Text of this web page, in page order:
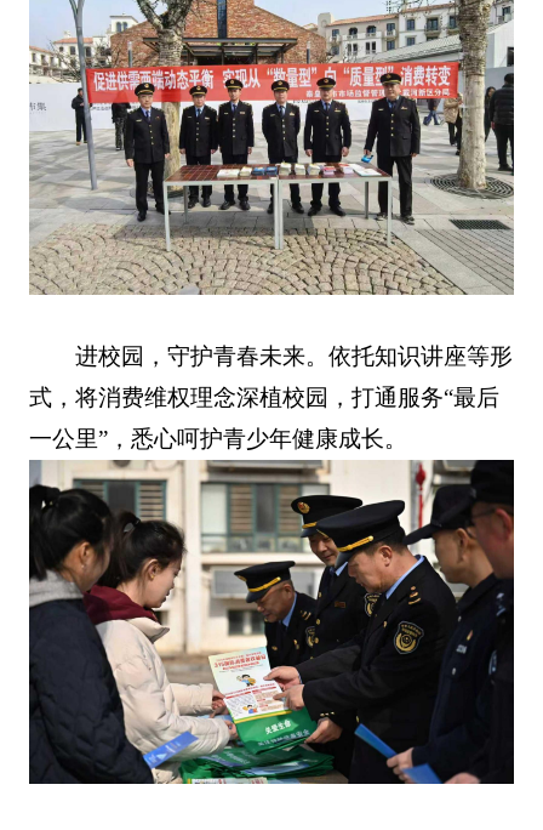
进校园，守护青春未来。依托知识讲座等形
式，将消费维权理念深植校园，打通服务“最后
一公里”，悉心呵护青少年健康成长。